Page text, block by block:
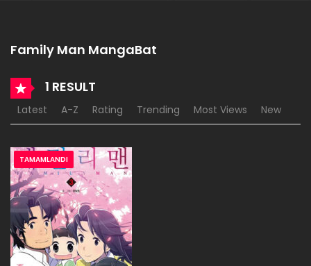
Family Man MangaBat
1 RESULT
Latest A-Z Rating Trending Most Views New
TAMAMLANDI